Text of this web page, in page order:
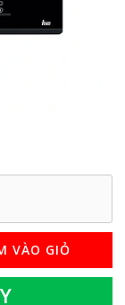
VÀO GIỎ